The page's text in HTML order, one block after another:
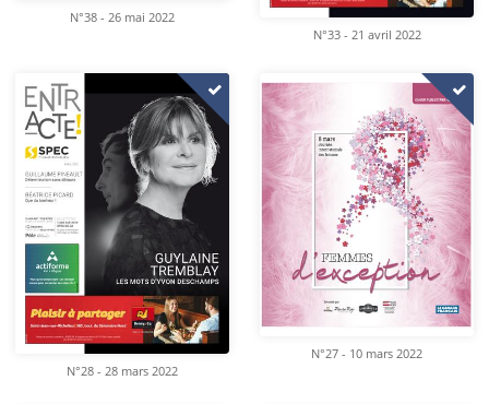
N°38 - 26 mai 2022
N°33 - 21 avril 2022
N°28 - 28 mars 2022
N°27 - 10 mars 2022